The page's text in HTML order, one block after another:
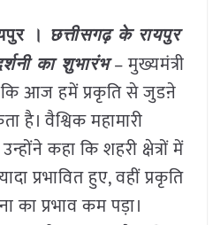
। छत्तीसगढ़ के रायपुर
का शुभारंभ– मुख्यमंत्री
आज हमें प्रकृति से जुडऩे
है। वैश्विक महामारी
कहा कि शहरी क्षेत्रों में
प्रभावित हुए, वहीं प्रकृति
का प्रभाव कम पड़ा।